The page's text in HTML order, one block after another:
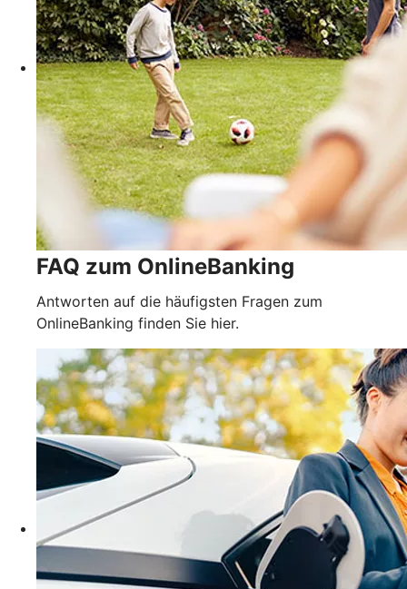
FAQ zum OnlineBanking
Antworten auf die häufigsten Fragen zum
OnlineBanking finden Sie hier.